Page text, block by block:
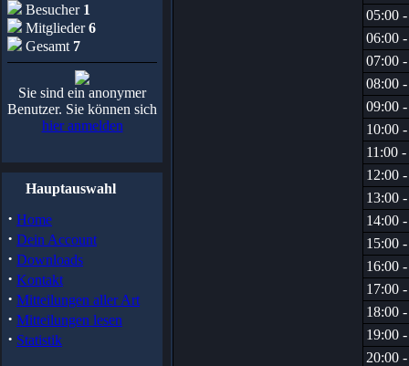
Besucher 1
Mitglieder6
Gesamt 7
Sie sind ein anonymer
Benutzer. Sie können sich
hier anmelden
Hauptauswahl
· Home
· Dein Account
· Downloads
· Kontakt
· Mitteilungen aller Art
· Mitteilungen lesen
· Statistik
05:00
06:00
07:00
08:00
09:00
10:00
11:00
12:00
13:00
14:00
15:00
16:00
17:00
18:00
19:00
20:00